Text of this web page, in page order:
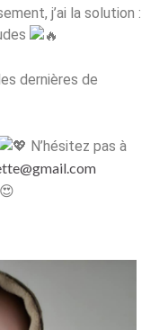
j’ai la solution :
dernières de
N’hésitez pas à